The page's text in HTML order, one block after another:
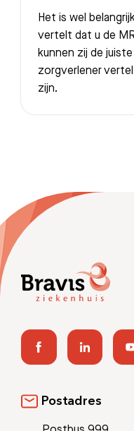
Het is wel
vertelt dat u de
kunnen zij de
zorgverlener
zijn.
Postadres